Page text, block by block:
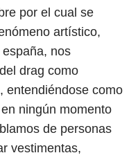
por el cual se
artístico,
nos
drag como
entendiéndose como
ningún momento
de personas
vestimentas,